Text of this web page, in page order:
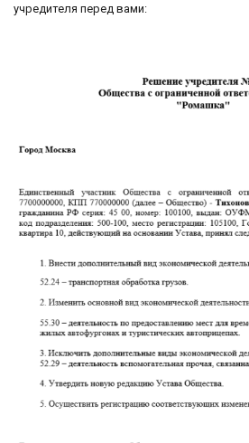
учредителя перед вами: